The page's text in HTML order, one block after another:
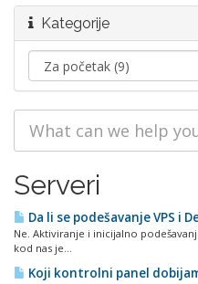
Kategorije
Serveri
Da li se podešavanje VPS i
Ne. Aktiviranje i inicijalno
kod nas je...
Koji kontrolni panel